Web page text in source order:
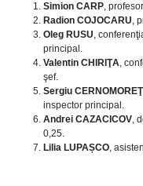
Simion CARP,
Radion COJOCARU,
Oleg RUSU,
principal.
Valentin CHIRIŢA,
şef.
Sergiu CERNOMOREŢ
inspector principal.
Andrei CAZACICOV,
0,25.
Lilia LUPAȘCO,